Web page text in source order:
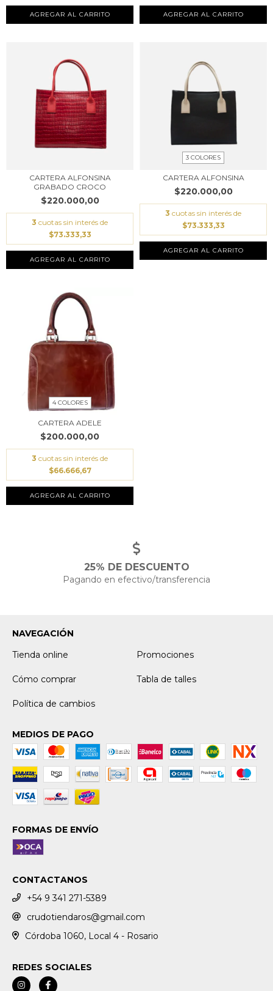
AGREGAR AL CARRITO AGREGAR AL CARRITO
CARTERA ALFONSINA
GRABADO CROCO
$220.000,00
3 cuotas sin interés de
$73.333,33
AGREGAR AL CARRITO
3 COLORES
CARTERA ALFONSINA
$220.000,00
3 cuotas sin interés de
$73.333,33
AGREGAR AL CARRITO
4 COLORES
CARTERA ADELE
$200.000,00
3 cuotas sin interés de
$66.666,67
AGREGAR AL CARRITO
25% DE DESCUENTO
Pagando en efectivo/transferencia
NAVEGACIÓN
Tienda online
Promociones
Cómo comprar Tabla de talles
Política de cambios
MEDIOS DE PAGO
FORMAS DE ENVÍO
CONTACTANOS
+54 9 341 271-5389
crudotiendaros@gmail.com
Córdoba 1060, Local 4 - Rosario
REDES SOCIALES